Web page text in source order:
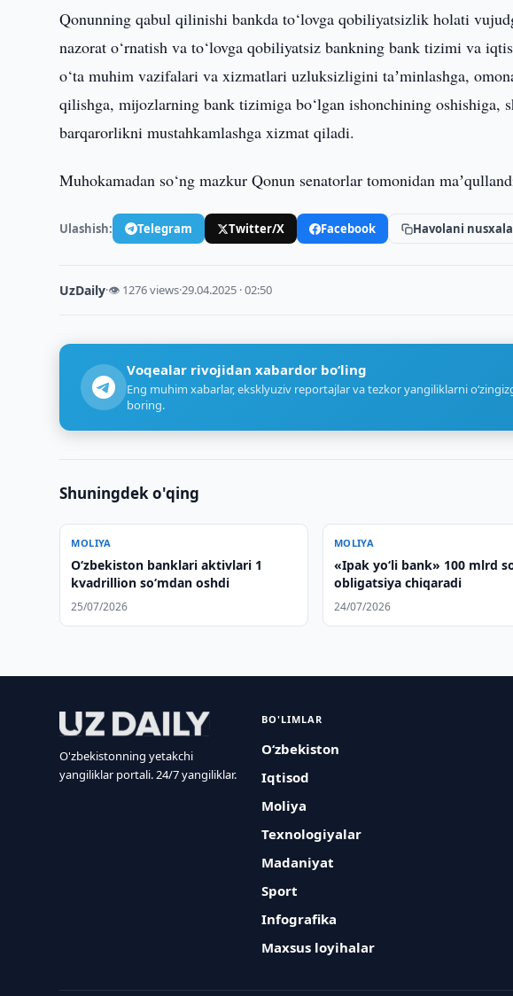
Qonunning qabul qilinishi bankda to‘lovga qobiliyatsizlik holati
nazorat o‘rnatish va to‘lovga qobiliyatsiz bankning bank tizimi va
o‘ta muhim vazifalari va xizmatlari uzluksizligini taʼminlashga,
qilishga, mijozlarning bank tizimiga bo‘lgan ishonchining oshishiga,
barqarorlikni mustahkamlashga xizmat qiladi.
Muhokamadan so‘ng mazkur Qonun senatorlar tomonidan
Ulashish: Telegram Twitter/X Facebook Havolani
UzDaily·👁 1276 views·29.04.2025 · 02:50
Voqealar rivojidan xabardor bo‘ling
Eng muhim xabarlar, eksklyuziv reportajlar va tezkor yangiliklarni
boring.
Shuningdek o'qing
MOLIYA
O‘zbekiston banklari aktivlari 1
kvadrillion so‘mdan oshdi
25/07/2026
MOLIYA
«Ipak yo‘li bank» 100 mlrd
obligatsiya chiqaradi
24/07/2026
O'zbekistonning yetakchi
yangiliklar portali. 24/7 yangiliklar.
BO'LIMLAR
O‘zbekiston
Iqtisod
Moliya
Texnologiyalar
Madaniyat
Sport
Infografika
Maxsus loyihalar